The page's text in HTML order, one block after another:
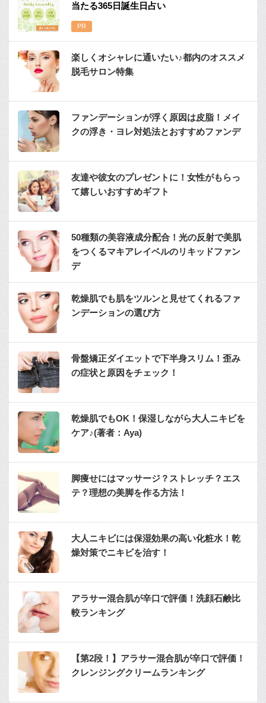
当たる365日誕生日占い
楽しくオシャレに通いたい♪都内のオススメ
脱毛サロン特集
ファンデーションが浮く原因は皮脂！メイ
クの浮き・ヨレ対処法とおすすめファンデ
友達や彼女のプレゼントに！女性がもらっ
て嬉しいおすすめギフト
50種類の美容液成分配合！光の反射で美肌
をつくるマキアレイベルのリキッドファン
デ
乾燥肌でも肌をツルンと見せてくれるファ
ンデーションの選び方
骨盤矯正ダイエットで下半身スリム！歪み
の症状と原因をチェック！
乾燥肌でもOK！保湿しながら大人ニキビを
ケア♪(著者：Aya)
脚痩せにはマッサージ？ストレッチ？エス
テ？理想の美脚を作る方法！
大人ニキビには保湿効果の高い化粧水！乾
燥対策でニキビを治す！
アラサー混合肌が辛口で評価！洗顔石鹸比
較ランキング
【第2段！】アラサー混合肌が辛口で評価！
クレンジングクリームランキング